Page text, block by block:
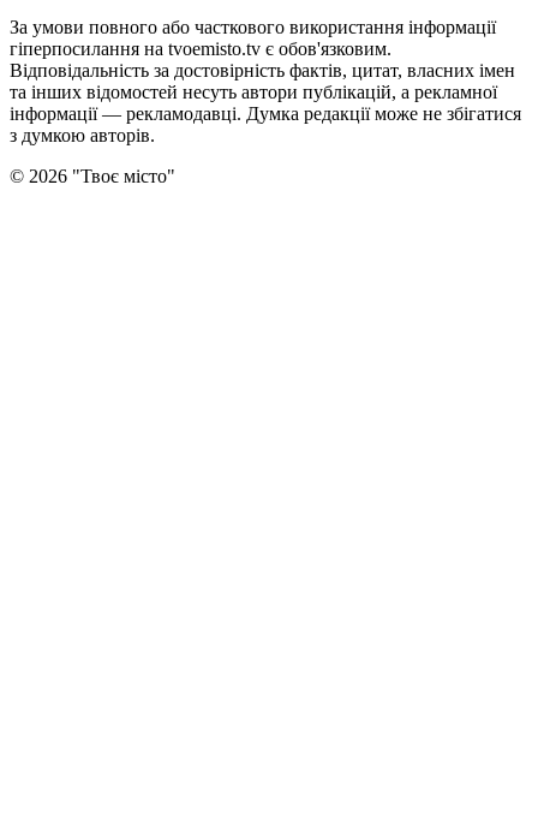
За умови повного або часткового використання iнформацiї
гіперпосилання на tvoemisto.tv є обов'язковим.
Відповідальність за достовірність фактів, цитат, власних імен
та інших відомостей несуть автори публікацій, а рекламної
інформації — рекламодавці. Думка редакцiї може не збiгатися
з думкою авторiв.
© 2026 "Твоє місто"